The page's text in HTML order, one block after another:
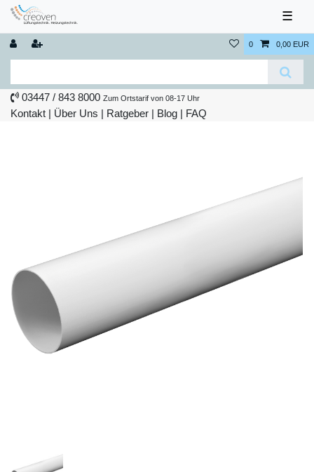
☰
0 0,00 EUR
03447 / 843 8000 Zum Ortstarif von 08-17 Uhr
Kontakt | Über Uns | Ratgeber | Blog | FAQ